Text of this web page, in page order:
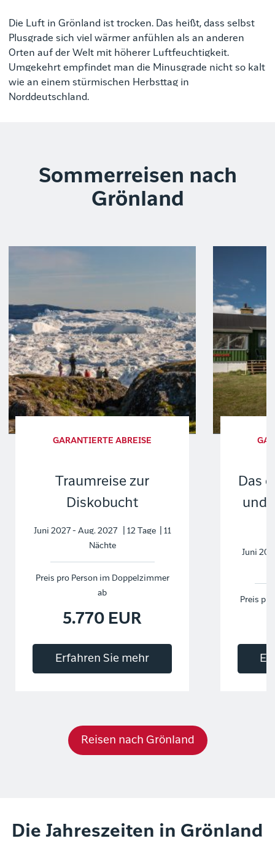
Die Luft in Grönland ist trocken. Das heißt, dass selbst
Plusgrade sich viel wärmer anfühlen als an anderen
Orten auf der Welt mit höherer Luftfeuchtigkeit.
Umgekehrt empfindet man die Minusgrade nicht so kalt
wie an einem stürmischen Herbsttag in
Norddeutschland.
Sommerreisen nach
Grönland
GARANTIERTE ABREISE
Traumreise zur
Diskobucht
Juni 2027 - Aug. 2027 | 12 Tage | 11
Nächte
Preis pro Person im Doppelzimmer
ab
5.770 EUR
Erfahren Sie mehr
Das
und
Juni
Preis
Reisen nach Grönland
Die Jahreszeiten in Grönland